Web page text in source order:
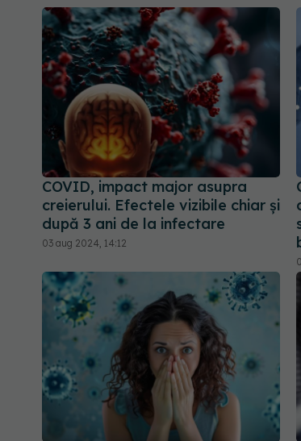
COVID, impact major asupra
creierului. Efectele vizibile chiar și
după 3 ani de la infectare
03 aug 2024, 14:12